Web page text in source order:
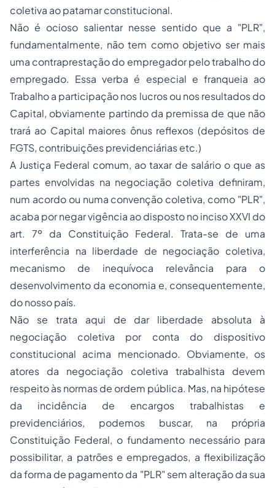
coletiva ao patamar constitucional.
Não é ocioso salientar nesse sentido que a "PLR",
fundamentalmente, não tem como objetivo ser mais
uma contraprestação do empregador pelo trabalho do
empregado. Essa verba é especial e franqueia ao
Trabalho a participação nos lucros ou nos resultados do
Capital, obviamente partindo da premissa de que não
trará ao Capital maiores ônus reflexos (depósitos de
FGTS, contribuições previdenciárias etc.)
A Justiça Federal comum, ao taxar de salário o que as
partes envolvidas na negociação coletiva definiram,
num acordo ou numa convenção coletiva, como "PLR",
acaba por negar vigência ao disposto no inciso XXVI do
art. 7º da Constituição Federal. Trata-se de uma
interferência na liberdade de negociação coletiva,
mecanismo de inequívoca relevância para o
desenvolvimento da economia e, consequentemente,
do nosso país.
Não se trata aqui de dar liberdade absoluta à
negociação coletiva por conta do dispositivo
constitucional acima mencionado. Obviamente, os
atores da negociação coletiva trabalhista devem
respeito às normas de ordem pública. Mas, na hipótese
da incidência de encargos trabalhistas e
previdenciários, podemos buscar, na própria
Constituição Federal, o fundamento necessário para
possibilitar, a patrões e empregados, a flexibilização
da forma de pagamento da "PLR" sem alteração da sua